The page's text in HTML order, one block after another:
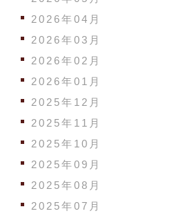
2026年04月
2026年03月
2026年02月
2026年01月
2025年12月
2025年11月
2025年10月
2025年09月
2025年08月
2025年07月